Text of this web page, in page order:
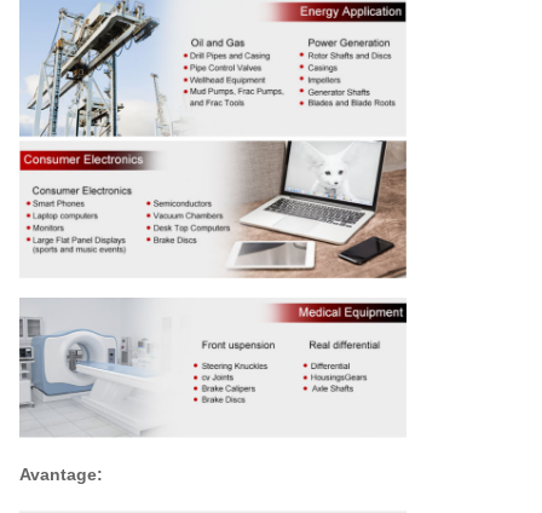
Avantage: